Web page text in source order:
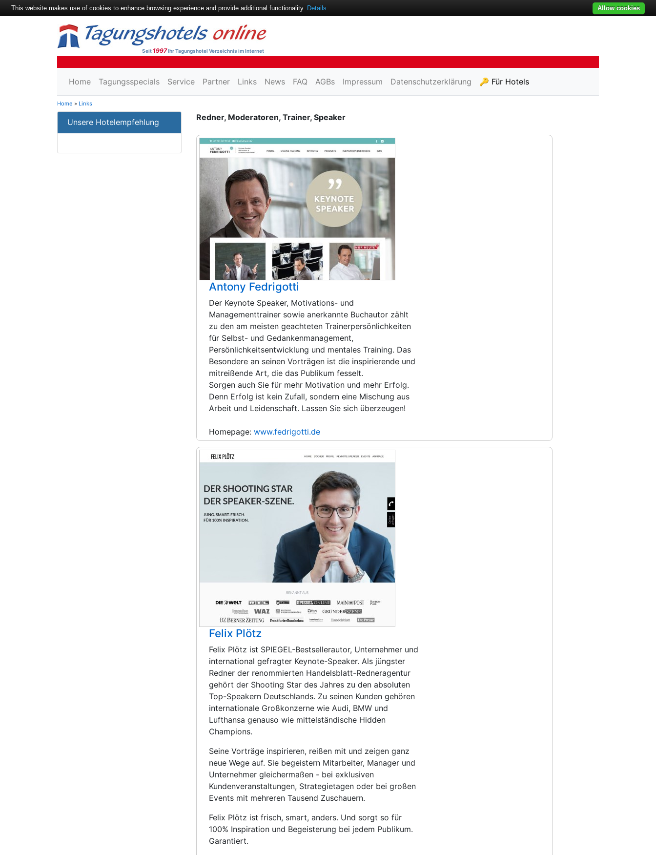
Seit 1997Ihr Tagungshotel Verzeichnis im Internet
Home Tagungsspecials Service Partner Links News FAQ AGBs Impressum Datenschutzerklärung 🔑 Für Hotels
Home » Links
Unsere Hotelempfehlung Redner, Moderatoren, Trainer, Speaker
Antony Fedrigotti
Der Keynote Speaker, Motivations- und
Managementtrainer sowie anerkannte Buchautor zählt
zu den am meisten geachteten Trainerpersönlichkeiten
für Selbst- und Gedankenmanagement,
Persönlichkeitsentwicklung und mentales Training. Das
Besondere an seinen Vorträgen ist die inspirierende und
mitreißende Art, die das Publikum fesselt.
Sorgen auch Sie für mehr Motivation und mehr Erfolg.
Denn Erfolg ist kein Zufall, sondern eine Mischung aus
Arbeit und Leidenschaft. Lassen Sie sich überzeugen!
Homepage: www.fedrigotti.de
Felix Plötz
Felix Plötz ist SPIEGEL-Bestsellerautor, Unternehmer und
international gefragter Keynote-Speaker. Als jüngster
Redner der renommierten Handelsblatt-Redneragentur
gehört der Shooting Star des Jahres zu den absoluten
Top-Speakern Deutschlands. Zu seinen Kunden gehören
internationale Großkonzerne wie Audi, BMW und
Lufthansa genauso wie mittelständische Hidden
Champions.
Seine Vorträge inspirieren, reißen mit und zeigen ganz
neue Wege auf. Sie begeistern Mitarbeiter, Manager und
Unternehmer gleichermaßen - bei exklusiven
Kundenveranstaltungen, Strategietagen oder bei großen
Events mit mehreren Tausend Zuschauern.
Felix Plötz ist frisch, smart, anders. Und sorgt so für
100% Inspiration und Begeisterung bei jedem Publikum.
Garantiert.
This website makes use of cookies to enhance browsing experience and provide additional functionality. Details Allow cookies